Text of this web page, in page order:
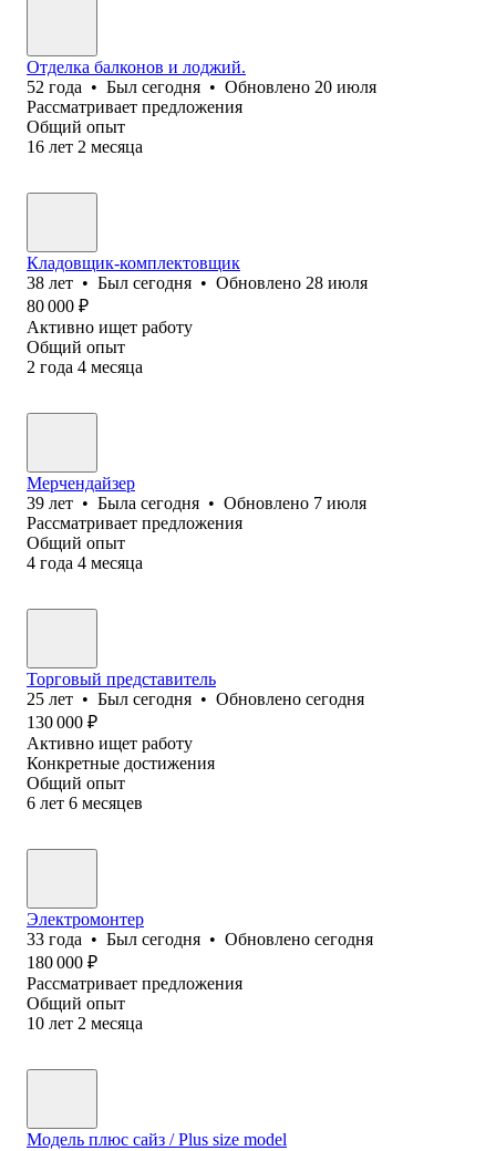
Отделка балконов и лоджий.
52 года • Был сегодня • Обновлено 20 июля
Рассматривает предложения
Общий опыт
16 лет 2 месяца
Кладовщик-комплектовщик
38 лет • Был сегодня • Обновлено 28 июля
80 000 ₽
Активно ищет работу
Общий опыт
2 года 4 месяца
Мерчендайзер
39 лет • Была сегодня • Обновлено 7 июля
Рассматривает предложения
Общий опыт
4 года 4 месяца
Торговый представитель
25 лет • Был сегодня • Обновлено сегодня
130 000 ₽
Активно ищет работу
Конкретные достижения
Общий опыт
6 лет 6 месяцев
Электромонтер
33 года • Был сегодня • Обновлено сегодня
180 000 ₽
Рассматривает предложения
Общий опыт
10 лет 2 месяца
Модель плюс сайз / Plus size model